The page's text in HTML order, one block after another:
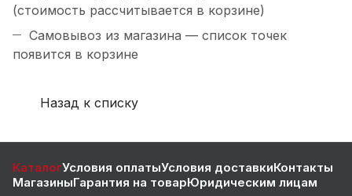
(стоимость рассчитывается в корзине)
Самовывоз из магазина — список точек
появится в корзине
Назад к списку
КаталогУсловия оплатыУсловия доставкиКонтакты
МагазиныГарантия на товарЮридическим лицам